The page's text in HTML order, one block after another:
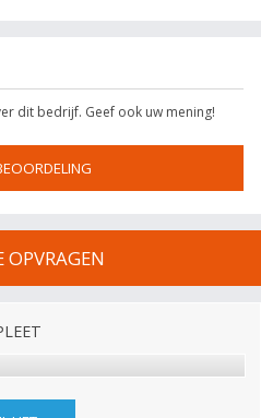
dit bedrijf. Geef ook uw mening!
OPVRAGEN